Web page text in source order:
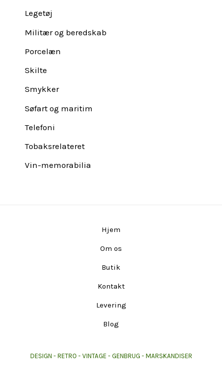
Legetøj
Militær og beredskab
Porcelæn
Skilte
Smykker
Søfart og maritim
Telefoni
Tobaksrelateret
Vin-memorabilia
Hjem
Om os
Butik
Kontakt
Levering
Blog
DESIGN - RETRO - VINTAGE - GENBRUG - MARSKANDISER